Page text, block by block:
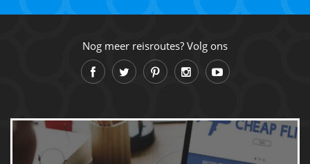
Nog meer reisroutes? Volg ons